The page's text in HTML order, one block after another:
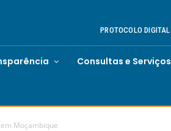
PROTOCOLO DIGITAL
Consultas e Serviços
Moçambique